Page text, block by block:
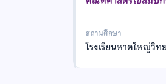
สถานศึกษา
โรงเรียนหาดใหญ่วิท